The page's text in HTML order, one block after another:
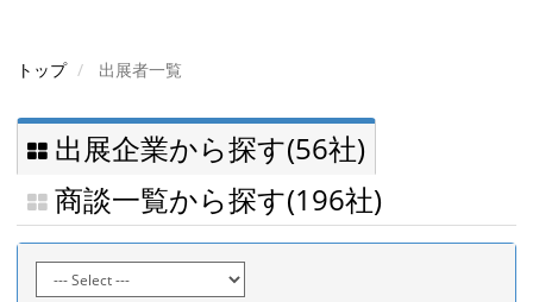
トップ 出展者一覧
出展企業から探す(56社)
商談一覧から探す(196社)